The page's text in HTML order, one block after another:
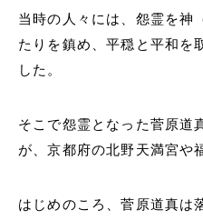
当時の人々には、怨霊を神
たりを鎮め、平穏と平和を
した。
そこで怨霊となった菅原道
が、京都府の北野天満宮や
はじめのころ、菅原道真は